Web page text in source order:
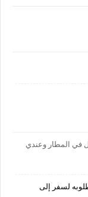
في المطار وعندي
لسفر إلى